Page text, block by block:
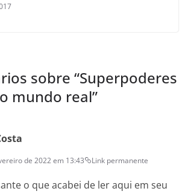
sobre “Superpoderes
mundo real”
de 2022 em 13:43 Link permanente
o que acabei de ler aqui em seu